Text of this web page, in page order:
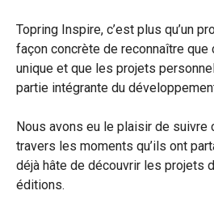
Topring Inspire, c’est plus qu’un
façon concrète de reconnaître que
unique et que les projets
partie intégrante du
Nous avons eu le plaisir de
travers les moments qu’ils ont
déjà hâte de découvrir les projets
éditions.